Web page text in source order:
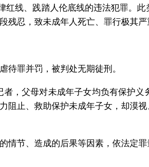
红线、践踏人伦底线的违法犯罪。
忍，致未成年人死亡、罪行极其
罪并罚，被判处无期徒刑。
，父母对未成年子女均负有保护
阻止、救助保护未成年子女，却漠
情节、造成的后果等因素，依法定